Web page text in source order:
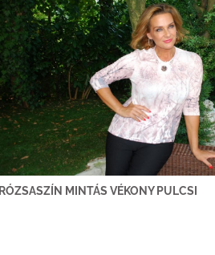
RÓZSASZÍN MINTÁS VÉKONY PULCSI